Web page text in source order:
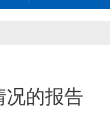
况的报告